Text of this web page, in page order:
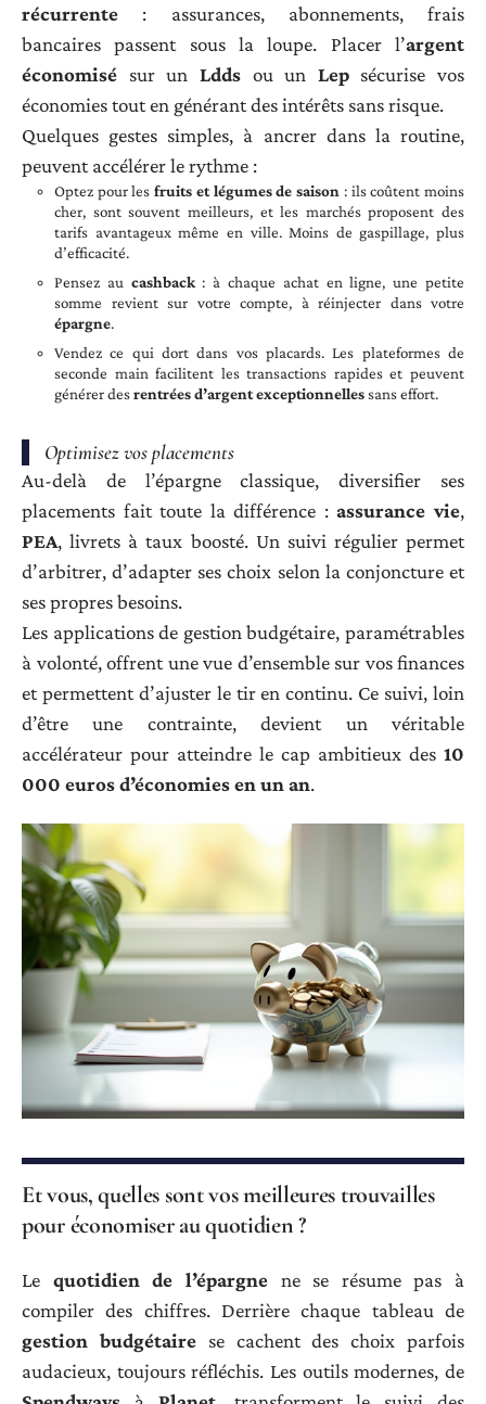
récurrente : assurances, abonnements, frais
bancaires passent sous la loupe. Placer l’argent
économisé sur un Lddsou un Lepsécurise vos
économies tout en générant des intérêts sans risque.
Quelques gestes simples, à ancrer dans la routine,
peuvent accélérer le rythme :
Optez pour lesfruits et légumes de saison : ils coûtent moins
cher, sont souvent meilleurs, et les marchés proposent des
tarifs avantageux même en ville. Moins de gaspillage, plus
d’efficacité.
Pensez au cashback: à chaque achat en ligne, une petite
somme revient sur votre compte, à réinjecter dans votre
épargne.
Vendez ce qui dort dans vos placards. Les plateformes de
seconde main facilitent les transactions rapides et peuvent
générer desrentrées d’argent exceptionnellessans effort.
Optimisez vos placements
Au-delà de l’épargne classique, diversifier ses
placements fait toute la différence :assurance vie,
PEA, livrets à taux boosté. Un suivi régulier permet
d’arbitrer, d’adapter ses choix selon la conjoncture et
ses propres besoins.
Les applications de gestion budgétaire, paramétrables
à volonté, offrent une vue d’ensemble sur vos finances
et permettent d’ajuster le tir en continu. Ce suivi, loin
d’être une contrainte, devient un véritable
accélérateur pour atteindre le cap ambitieux des 10
000 euros d’économies en un an.
Et vous, quelles sont vos meilleures trouvailles
pour économiser au quotidien ?
Le quotidien de l’épargnene se résume pas à
compiler des chiffres. Derrière chaque tableau de
gestion budgétairese cachent des choix parfois
audacieux, toujours réfléchis. Les outils modernes, de